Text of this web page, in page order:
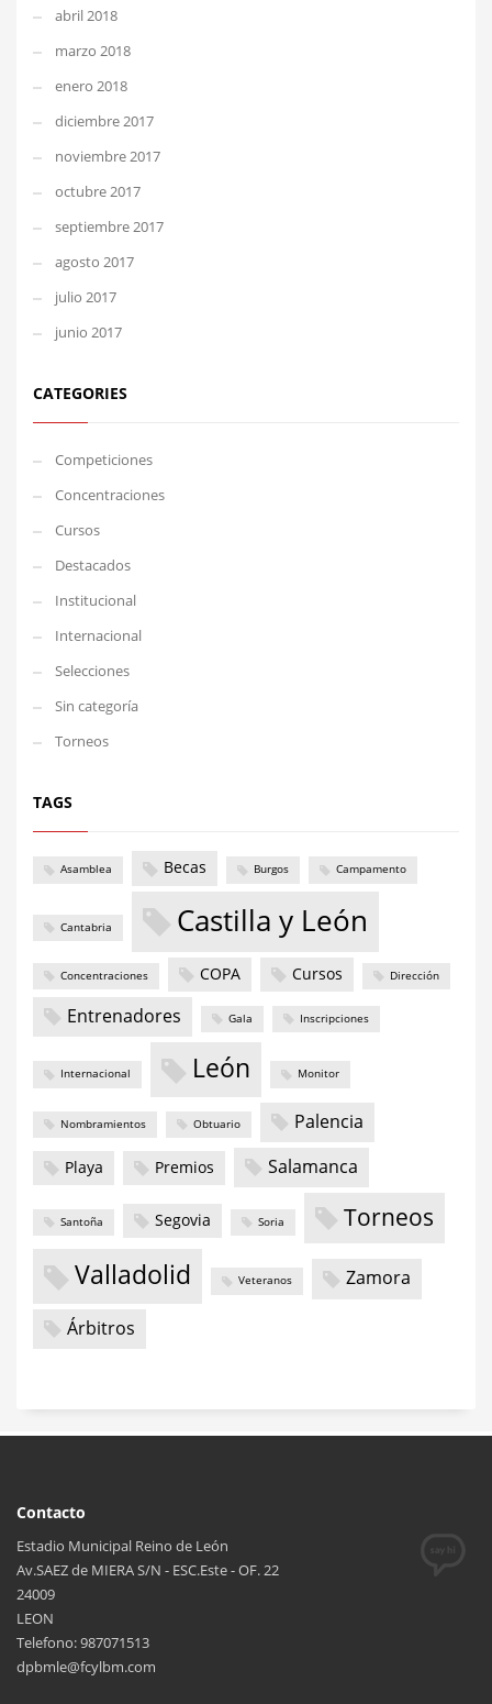
abril 2018
marzo 2018
enero 2018
diciembre 2017
noviembre 2017
octubre 2017
septiembre 2017
agosto 2017
julio 2017
junio 2017
CATEGORIES
Competiciones
Concentraciones
Cursos
Destacados
Institucional
Internacional
Selecciones
Sin categoría
Torneos
TAGS
Asamblea Becas Burgos Campamento
Cantabria Castilla y León
Concentraciones COPA Cursos Dirección
Entrenadores Gala Inscripciones
Internacional León Monitor
Nombramientos Obtuario Palencia
Playa Premios Salamanca
Santoña Segovia Soria Torneos
Valladolid Veteranos Zamora
Árbitros
Contacto
Estadio Municipal Reino de León
Av.SAEZ de MIERA S/N - ESC.Este - OF. 22
24009
LEON
Telefono: 987071513
dpbmle@fcylbm.com